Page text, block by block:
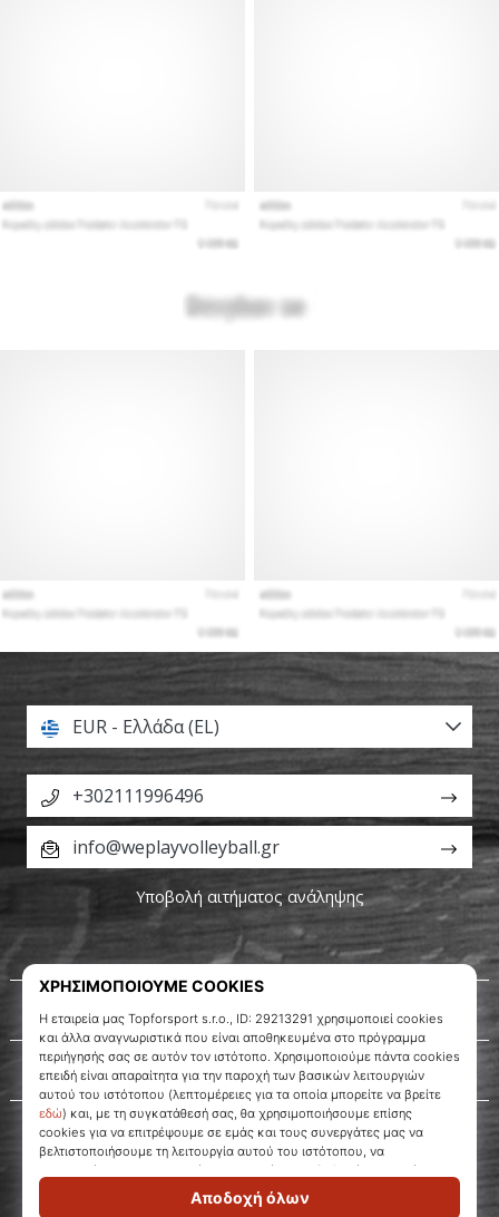
Σχετικά μ' εμάς
Εξυπηρέτηση πελατών
EUR - Ελλάδα (EL)
+302111996496
info@weplayvolleyball.gr
Υποβολή αιτήματος ανάληψης